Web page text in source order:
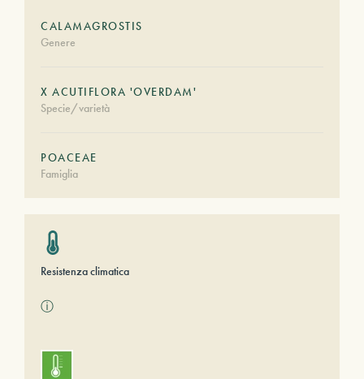
CALAMAGROSTIS
Genere
X ACUTIFLORA 'OVERDAM'
Specie/varietà
POACEAE
Famiglia
Resistenza climatica
ⓘ